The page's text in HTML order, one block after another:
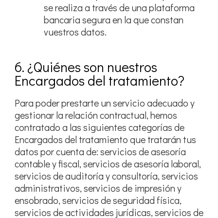
se realiza a través de una plataforma
bancaria segura en la que constan
vuestros datos.
6. ¿Quiénes son nuestros
Encargados del tratamiento?
Para poder prestarte un servicio adecuado y
gestionar la relación contractual, hemos
contratado a las siguientes categorías de
Encargados del tratamiento que tratarán tus
datos por cuenta de: servicios de asesoría
contable y fiscal, servicios de asesoría laboral,
servicios de auditoría y consultoría, servicios
administrativos, servicios de impresión y
ensobrado, servicios de seguridad física,
servicios de actividades jurídicas, servicios de